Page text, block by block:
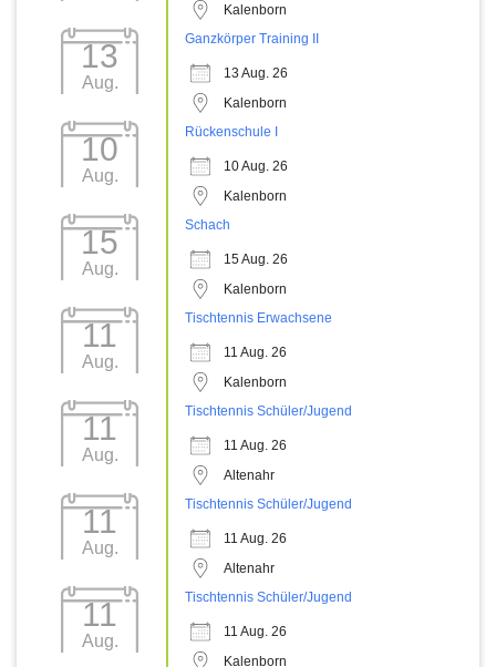
Kalenborn
13
Aug.
Ganzkörper Training II
13 Aug. 26
Kalenborn
10
Aug.
Rückenschule I
10 Aug. 26
Kalenborn
15
Aug.
Schach
15 Aug. 26
Kalenborn
11
Aug.
Tischtennis Erwachsene
11 Aug. 26
Kalenborn
11
Aug.
Tischtennis Schüler/Jugend
11 Aug. 26
Altenahr
11
Aug.
Tischtennis Schüler/Jugend
11 Aug. 26
Altenahr
11
Aug.
Tischtennis Schüler/Jugend
11 Aug. 26
Kalenborn